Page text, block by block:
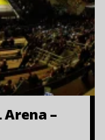
Arena –